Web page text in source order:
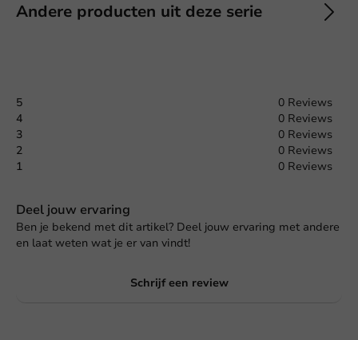
Andere producten uit deze serie
5
0 Reviews
4
0 Reviews
3
0 Reviews
2
0 Reviews
1
0 Reviews
Deel jouw ervaring
Ben je bekend met dit artikel? Deel jouw ervaring met andere
en laat weten wat je er van vindt!
Schrijf een review